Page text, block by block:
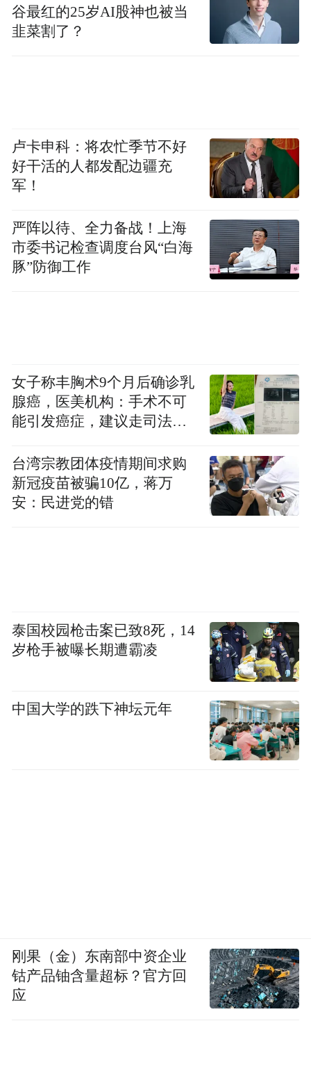
谷最红的25岁AI股神也被当
韭菜割了？
卢卡申科：将农忙季节不好
好干活的人都发配边疆充
军！
严阵以待、全力备战！上海
市委书记检查调度台风“白海
豚”防御工作
女子称丰胸术9个月后确诊乳
腺癌，医美机构：手术不可
能引发癌症，建议走司法途
台湾宗教团体疫情期间求购
新冠疫苗被骗10亿，蒋万
安：民进党的错
泰国校园枪击案已致8死，14
岁枪手被曝长期遭霸凌
中国大学的跌下神坛元年
刚果（金）东南部中资企业
钴产品铀含量超标？官方回
应